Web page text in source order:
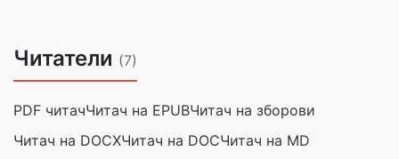
Читатели (7)
PDF читачЧитач на EPUBЧитач на зборови
Читач на DOCXЧитач на DOCЧитач на MD